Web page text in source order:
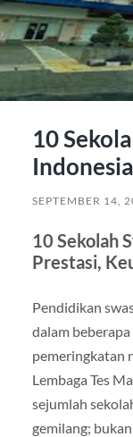
10
SEPTEMBER 14,
10 Sekolah
Prestasi,
Pendidikan
dalam
pemeringkatan
Lembaga Tes
sejumlah
gemilang;